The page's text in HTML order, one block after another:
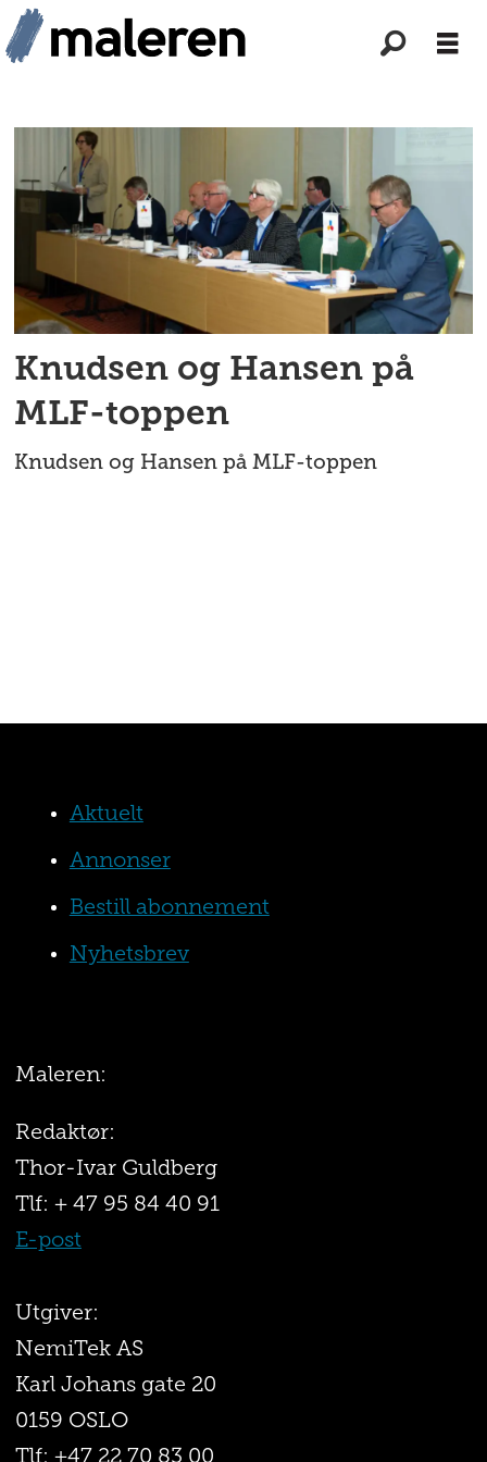
styre
Knudsen og Hansen på
MLF-toppen
Knudsen og Hansen på MLF-toppen
Aktuelt
Annonser
Bestill abonnement
Nyhetsbrev
Maleren:
Redaktør:
Thor-Ivar Guldberg
Tlf: + 47 95 84 40 91
E-post
Utgiver:
NemiTek AS
Karl Johans gate 20
0159 OSLO